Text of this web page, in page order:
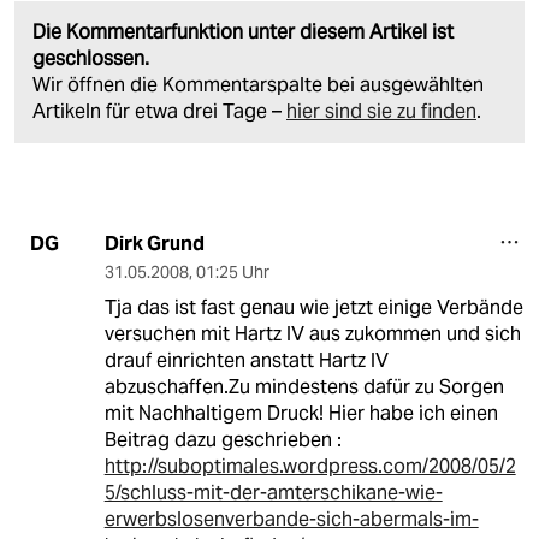
Die Kommentarfunktion unter diesem Artikel ist
geschlossen.
Wir öffnen die Kommentarspalte bei ausgewählten
Artikeln für etwa drei Tage – hier sind sie zu finden.
DG Dirk Grund
31.05.2008, 01:25 Uhr
Tja das ist fast genau wie jetzt einige Verbände
versuchen mit Hartz IV aus zukommen und sich
drauf einrichten anstatt Hartz IV
abzuschaffen.Zu mindestens dafür zu Sorgen
mit Nachhaltigem Druck! Hier habe ich einen
Beitrag dazu geschrieben :
http://suboptimales.wordpress.com/2008/05/2
5/schluss-mit-der-amterschikane-wie-
erwerbslosenverbande-sich-abermals-im-